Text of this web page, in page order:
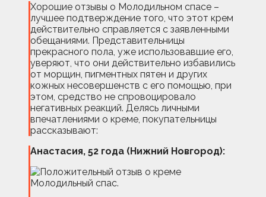
Хорошие отзывы о Молодильном спасе –
лучшее подтверждение того, что этот крем
действительно справляется с заявленными
обещаниями. Представительницы
прекрасного пола, уже использовавшие его,
уверяют, что они действительно избавились
от морщин, пигментных пятен и других
кожных несовершенств с его помощью, при
этом, средство не спровоцировало
негативных реакций. Делясь личными
впечатлениями о креме, покупательницы
рассказывают:
Анастасия, 52 года (Нижний Новгород):